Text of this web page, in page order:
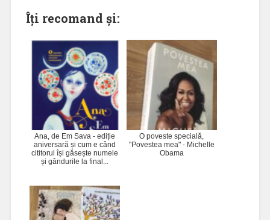
Îți recomand și:
Ana, de Em Sava - ediție
aniversară și cum e când
cititorul își găsește numele
și gândurile la final...
O poveste specială,
"Povestea mea" - Michelle
Obama